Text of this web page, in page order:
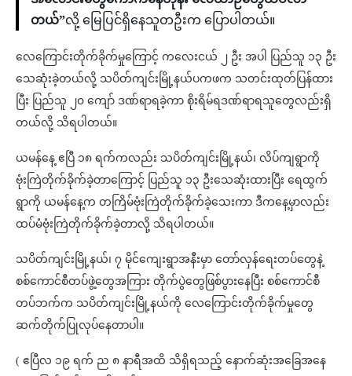
တယ်”လို့ မြေပြင်ရှိနေသူတဦးက ပြောပါတယ်။
လေကြောင်းတိုက်ခိုက်မှုကြောင့် ကလေးငယ် ၂ ဦး အပါ ပြည်သူ ၁၃ ဦး
သေဆုံးခဲ့တယ်လို့ သပိတ်ကျင်းမြို့နယ်ပကဖက သတင်းထုတ်ပြန်ထား
ပြီး ပြည်သူ ၂၀ ကျော် ဒဏ်ရာရခဲ့ကာ စိုးရိမ်ရဒဏ်ရာရသူတွေလည်းရှိ
တယ်လို့ သိရပါတယ်။
ယမန်နေ့ ဧပြီ ၁၈ ရက်ကလည်း သပိတ်ကျင်းမြို့နယ်၊ လိပ်ကျရွာကို
ဗုံးကြဲတိုက်ခိုက်ခဲ့တာကြောင့် ပြည်သူ ၁၃ ‌‌ဦးသေဆုံးထားပြီး ရေထွက်
ရွာကို ယမန်နေ့က တကြိမ်ဗုံးကြဲတိုက်ခိုက်ခဲ့သေးကာ ဒီကနေ့မှာလည်း
ထပ်မံဗုံးကြဲတိုက်ခိုက်ခဲ့တာလို့ သိရပါတယ်။
သပိတ်ကျင်းမြို့နယ်၊ ၇ မိုင်ကျေးရွာအနီးမှာ တော်လှန်ရေးတပ်တွေနဲ့
စစ်ကောင်စီတပ်ဖွဲ့တွေအကြား တိုက်ပွဲတွေဖြစ်ပွားနေပြီး စစ်ကောင်စီ
တပ်ဘက်က သပိတ်ကျင်းမြို့နယ်ကို လေကြောင်းတိုက်ခိုက်မှုတွေ
ဆက်တိုက်ပြုလုပ်နေတာပါ။
( ဧပြီလ ၁၉ ရက် ည ၈ နာရီအထိ သိရှိရသည့် နောက်ဆုံးအခြေအနေ